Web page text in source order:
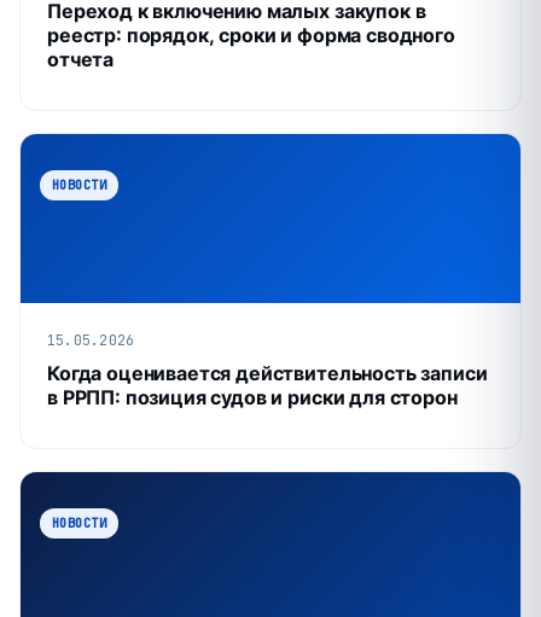
Переход к включению малых закупок в
реестр: порядок, сроки и форма сводного
отчета
НОВОСТИ
15.05.2026
Когда оценивается действительность записи
в РРПП: позиция судов и риски для сторон
НОВОСТИ